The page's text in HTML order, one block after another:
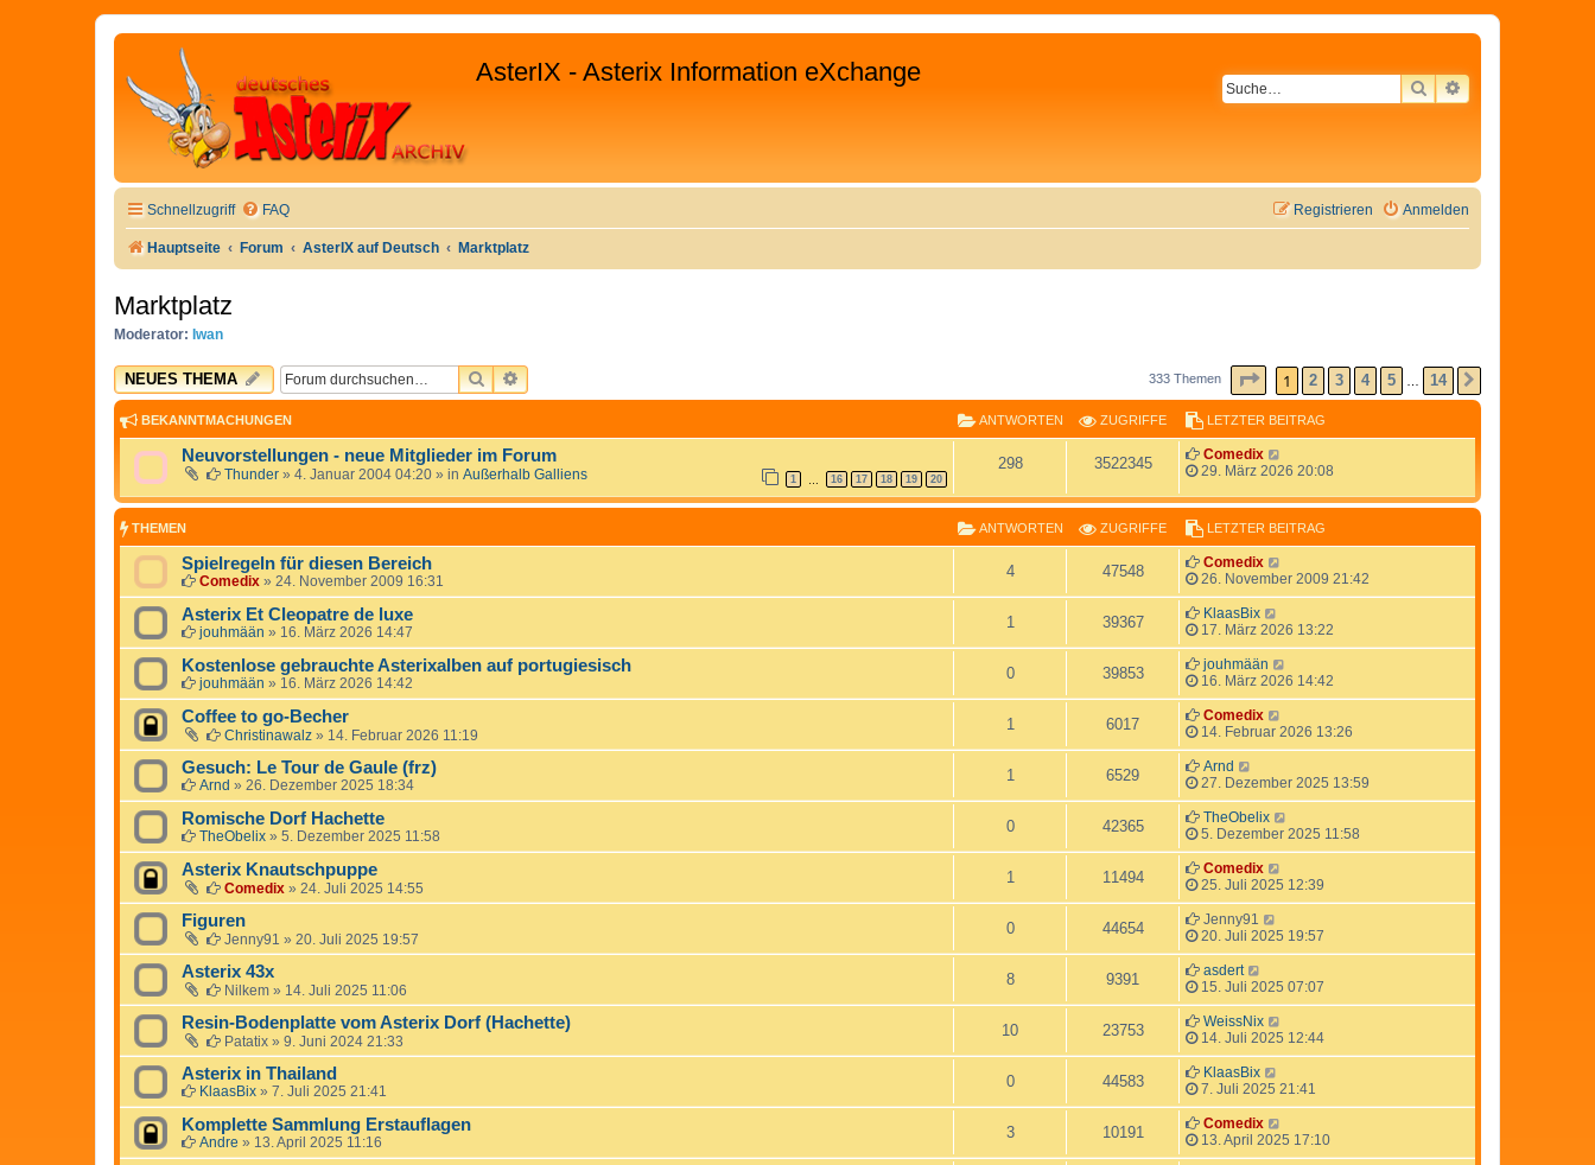
AsterIX - Asterix Information eXchange
SUCHEERWEITERTE
Schnellzugriff FAQ Anmelden
Registrieren
Hauptseite Forum AsterIX auf Deutsch Marktplatz
Marktplatz
Moderator: Iwan
NEUES THEMA SUCHEERWEITERTE SUCHE 333 Themen SEITE1 VON14
1 2 3 4 5 14
BEKANNTMACHUNGEN ANTWORTEN ZUGRIFFE LETZTER BEITRAG
Neuvorstellungen - neue Mitglieder im Forum
Thunder » 4. Januar 2004 04:20 » in Außerhalb Galliens 1 … 16 17 18 19 20
298 3522345
Comedix
29. März 2026 20:08
THEMEN ANTWORTEN ZUGRIFFE LETZTER BEITRAG
Spielregeln für diesen Bereich
Comedix » 24. November 2009 16:31
4 47548
Comedix
26. November 2009 21:42
Asterix Et Cleopatre de luxe
jouhmään » 16. März 2026 14:47
1 39367
KlaasBix
17. März 2026 13:22
Kostenlose gebrauchte Asterixalben auf portugiesisch
jouhmään » 16. März 2026 14:42
0 39853
jouhmään
16. März 2026 14:42
Coffee to go-Becher
Christinawalz » 14. Februar 2026 11:19
1 6017
Comedix
14. Februar 2026 13:26
Gesuch: Le Tour de Gaule (frz)
Arnd » 26. Dezember 2025 18:34
1 6529
Arnd
27. Dezember 2025 13:59
Romische Dorf Hachette
TheObelix » 5. Dezember 2025 11:58
0 42365
TheObelix
5. Dezember 2025 11:58
Asterix Knautschpuppe
Comedix » 24. Juli 2025 14:55
1 11494
Comedix
25. Juli 2025 12:39
Figuren
Jenny91 » 20. Juli 2025 19:57
0 44654
Jenny91
20. Juli 2025 19:57
Asterix 43x
Nilkem » 14. Juli 2025 11:06
8 9391
asdert
15. Juli 2025 07:07
Resin-Bodenplatte vom Asterix Dorf (Hachette)
Patatix » 9. Juni 2024 21:33
10 23753
WeissNix
14. Juli 2025 12:44
Asterix in Thailand
KlaasBix » 7. Juli 2025 21:41
0 44583
KlaasBix
7. Juli 2025 21:41
Komplette Sammlung Erstauflagen
Andre » 13. April 2025 11:16
3 10191
Comedix
13. April 2025 17:10